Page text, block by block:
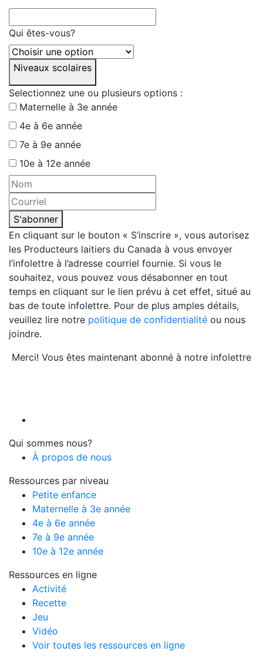
Qui êtes-vous?
Niveaux scolaires
Selectionnez une ou plusieurs options :
Maternelle à 3e année
4e à 6e année
7e à 9e année
10e à 12e année
S'abonner
En cliquant sur le bouton « S’inscrire », vous autorisez
les Producteurs laitiers du Canada à vous envoyer
l’infolettre à l’adresse courriel fournie. Si vous le
souhaitez, vous pouvez vous désabonner en tout
temps en cliquant sur le lien prévu à cet effet, situé au
bas de toute infolettre. Pour de plus amples détails,
veuillez lire notre politique de confidentialité ou nous
joindre.
Merci! Vous êtes maintenant abonné à notre infolettre
Qui sommes nous?
À propos de nous
Ressources par niveau
Petite enfance
Maternelle à 3e année
4e à 6e année
7e à 9e année
10e à 12e année
Ressources en ligne
Activité
Recette
Jeu
Vidéo
Voir toutes les ressources en ligne